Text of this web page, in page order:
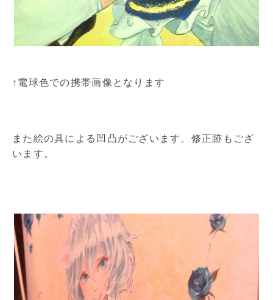
↑電球色での携帯画像となります
また絵の具による凹凸がございます。修正跡もござ
います。